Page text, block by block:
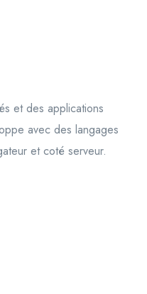
et des applications
avec des langages
et coté serveur.